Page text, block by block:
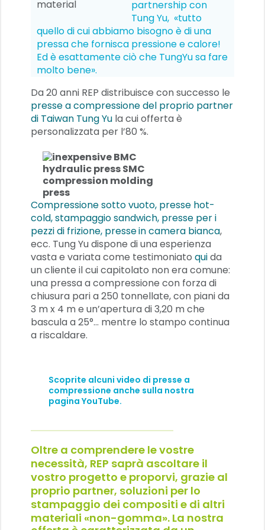
partnership con
Tung Yu, «tutto
quello di cui abbiamo bisogno è di una
pressa che fornisca pressione e calore!
Ed è esattamente ciò che TungYu sa fare
molto bene».
Da 20 anni REP distribuisce con successo le
pressea compressionedel proprio partner
di Taiwan Tung Yu la cui offerta è
personalizzata per l’80 %.
Compressione sotto vuoto, presse hot-
cold, stampaggio sandwich, presse per i
pezzi di frizione, pressein camera bianca,
ecc. Tung Yu dispone di una esperienza
vasta e variata come testimoniato quida
un cliente il cui capitolato non era comune:
una pressa a compressione con forza di
chiusura pari a 250 tonnellate, con piani da
3 m x 4 m e un’apertura di 3,20 m che
bascula a 25°... mentre lo stampo continua
a riscaldare.
Scoprite alcuni video di presse a
compressione anche sulla nostra
pagina YouTube.
Oltre a comprendere le vostre
necessità, REP saprà ascoltare il
vostro progetto e proporvi, grazie al
proprio partner, soluzioni per lo
stampaggio dei compositi e di altri
materiali «non-gomma». La nostra